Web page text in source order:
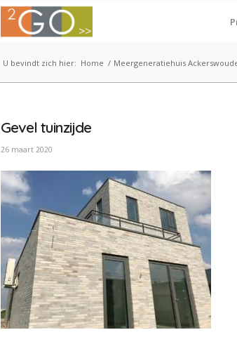
U bevindt zich hier: Home / Meergeneratiehuis
Gevel tuinzijde
26 maart 2020